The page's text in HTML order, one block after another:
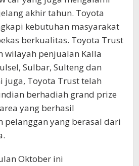
akhir tahun. Toyota
kebutuhan masyarakat
berkualitas. Toyota Trust
wilayah penjualan Kalla
Sulbar, Sulteng dan
juga, Toyota Trust telah
berhadiah grand prize
yang berhasil
pelanggan yang berasal dari
Oktober ini